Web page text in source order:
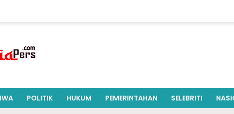
POLITIK HUKUM PEMERINTAHAN SELEBRITI